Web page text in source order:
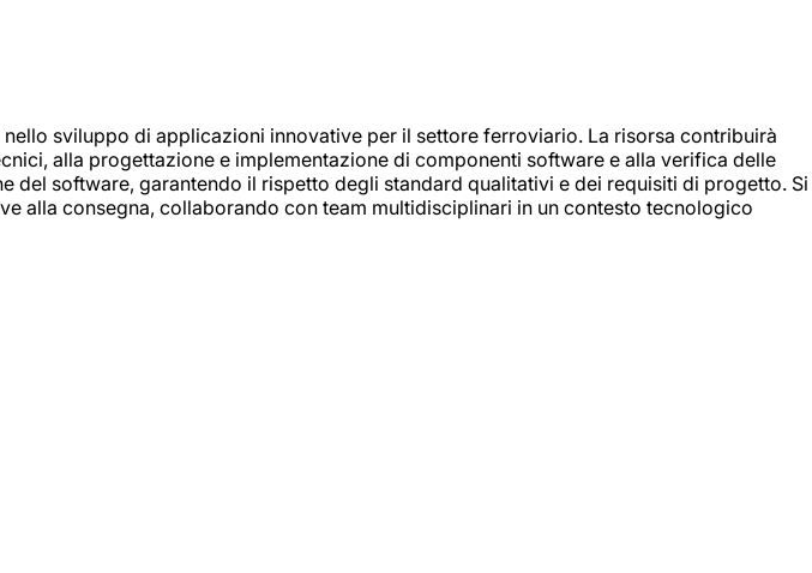
sviluppo di applicazioni innovative per il settore ferroviario. La risorsa contribuirà
alla progettazione e implementazione di componenti software e alla verifica delle
software, garantendo il rispetto degli standard qualitativi e dei requisiti di progetto. Si
alla consegna, collaborando con team multidisciplinari in un contesto tecnologico